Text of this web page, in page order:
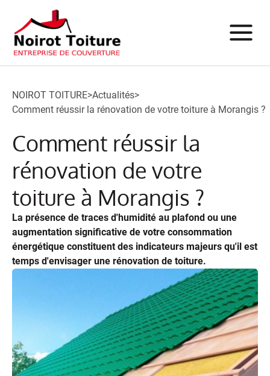
NOIROT TOITURE>Actualités>
Comment réussir la rénovation de votre toiture à Morangis ?
Comment réussir la
rénovation de votre
toiture à Morangis ?
La présence de traces d'humidité au plafond ou une
augmentation significative de votre consommation
énergétique constituent des indicateurs majeurs qu'il est
temps d'envisager une rénovation de toiture.